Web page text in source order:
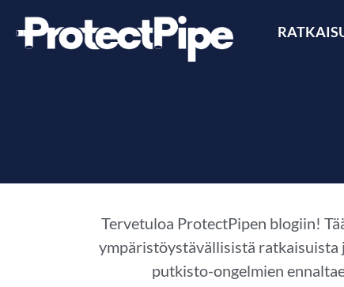
Tervetuloa ProtectPipen blogiin!
ympäristöystävällisistä
putkisto-ongelmien